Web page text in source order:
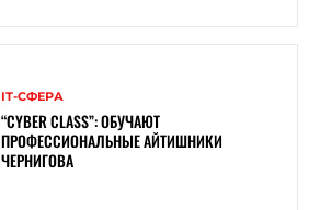
ІТ-СФЕРА
“CYBER ​​CLASS”: ОБУЧАЮТ
ПРОФЕССИОНАЛЬНЫЕ АЙТИШНИКИ
ЧЕРНИГОВА